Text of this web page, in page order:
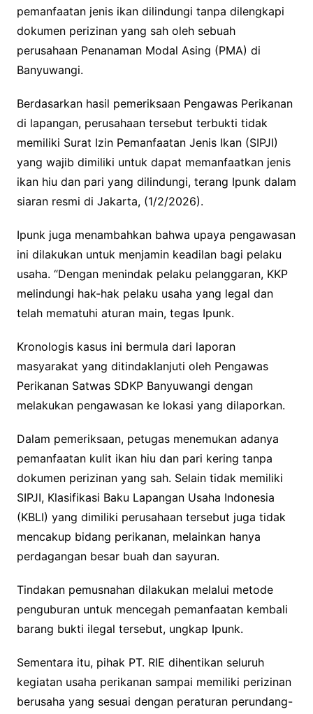
pemanfaatan jenis ikan dilindungi tanpa dilengkapi
dokumen perizinan yang sah oleh sebuah
perusahaan Penanaman Modal Asing (PMA) di
Banyuwangi.
Berdasarkan hasil pemeriksaan Pengawas Perikanan
di lapangan, perusahaan tersebut terbukti tidak
memiliki Surat Izin Pemanfaatan Jenis Ikan (SIPJI)
yang wajib dimiliki untuk dapat memanfaatkan jenis
ikan hiu dan pari yang dilindungi, terang Ipunk dalam
siaran resmi di Jakarta, (1/2/2026).
Ipunk juga menambahkan bahwa upaya pengawasan
ini dilakukan untuk menjamin keadilan bagi pelaku
usaha. “Dengan menindak pelaku pelanggaran, KKP
melindungi hak-hak pelaku usaha yang legal dan
telah mematuhi aturan main, tegas Ipunk.
Kronologis kasus ini bermula dari laporan
masyarakat yang ditindaklanjuti oleh Pengawas
Perikanan Satwas SDKP Banyuwangi dengan
melakukan pengawasan ke lokasi yang dilaporkan.
Dalam pemeriksaan, petugas menemukan adanya
pemanfaatan kulit ikan hiu dan pari kering tanpa
dokumen perizinan yang sah. Selain tidak memiliki
SIPJI, Klasifikasi Baku Lapangan Usaha Indonesia
(KBLI) yang dimiliki perusahaan tersebut juga tidak
mencakup bidang perikanan, melainkan hanya
perdagangan besar buah dan sayuran.
Tindakan pemusnahan dilakukan melalui metode
penguburan untuk mencegah pemanfaatan kembali
barang bukti ilegal tersebut, ungkap Ipunk.
Sementara itu, pihak PT. RIE dihentikan seluruh
kegiatan usaha perikanan sampai memiliki perizinan
berusaha yang sesuai dengan peraturan perundang-